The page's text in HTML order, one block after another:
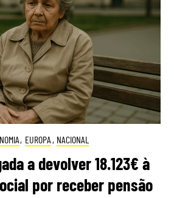
, EUROPA , NACIONAL
a devolver 18.123€ à
por receber pensão